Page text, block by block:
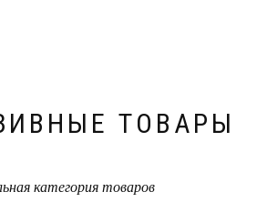
ТОВАРЫ
категория товаров